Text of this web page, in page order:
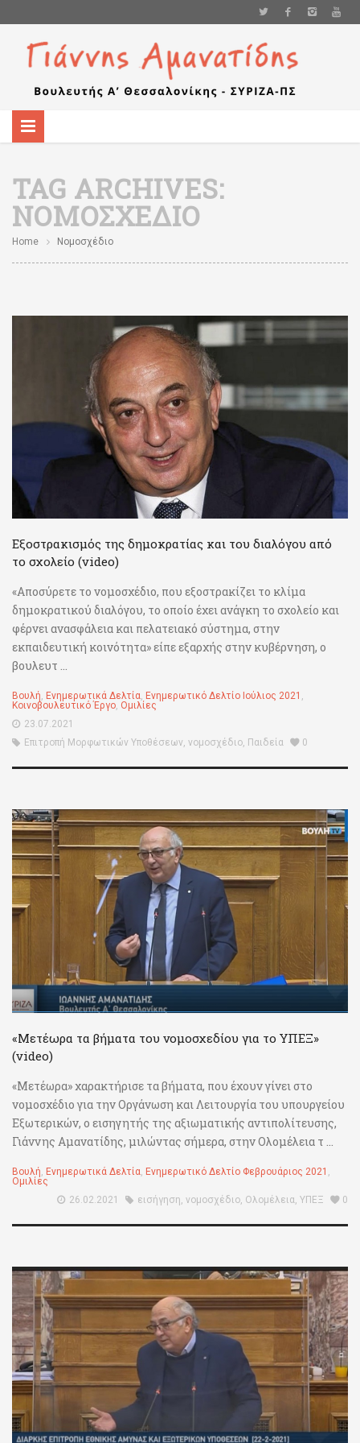
TAG ARCHIVES:
ΝΟΜΟΣΧΈΔΙΟ
Home Νομοσχέδιο
Εξοστρακισμός της δημοκρατίας και του διαλόγου από
το σχολείο (video)
«Αποσύρετε το νομοσχέδιο, που εξοστρακίζει το κλίμα
δημοκρατικού διαλόγου, το οποίο έχει ανάγκη το σχολείο και
φέρνει ανασφάλεια και πελατειακό σύστημα, στην
εκπαιδευτική κοινότητα» είπε εξαρχής στην κυβέρνηση, ο
βουλευτ ...
Βουλή, Ενημερωτικά Δελτία, Ενημερωτικό Δελτίο Ιούλιος 2021 ,
Κοινοβουλευτικό Έργο, Ομιλίες
23.07.2021
Επιτροπή Μορφωτικών Υποθέσεων, νομοσχέδιο, Παιδεία 0
«Μετέωρα τα βήματα του νομοσχεδίου για το ΥΠΕΞ»
(video)
«Μετέωρα» χαρακτήρισε τα βήματα, που έχουν γίνει στο
νομοσχέδιο για την Οργάνωση και Λειτουργία του υπουργείου
Εξωτερικών, ο εισηγητής της αξιωματικής αντιπολίτευσης,
Γιάννης Αμανατίδης, μιλώντας σήμερα, στην Ολομέλεια τ ...
Βουλή, Ενημερωτικά Δελτία, Ενημερωτικό Δελτίο Φεβρουάριος 2021 ,
Ομιλίες
26.02.2021
εισήγηση, νομοσχέδιο, Ολομέλεια, ΥΠΕΞ 0